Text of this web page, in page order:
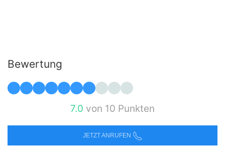
Bewertung
7.0 von 10 Punkten
JETZT ANRUFEN